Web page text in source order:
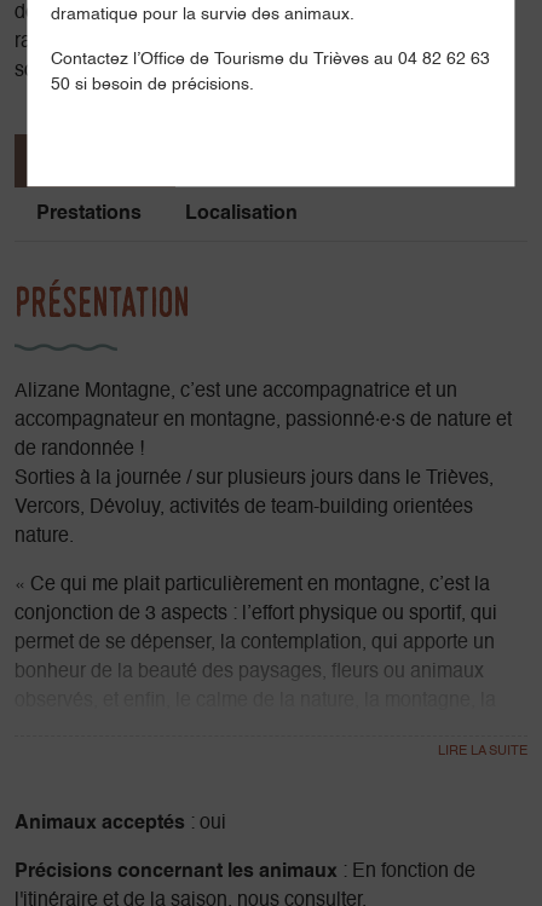
de faire connaitre nos montagnes en organisant des
randonnées, treks et itinérances à taille humaine, le plus
souvent accessibles en transport en commun.
Prestations Localisation
Présentation
Alizane Montagne, c’est une accompagnatrice et un
accompagnateur en montagne, passionné·e·s de nature et
de randonnée !
Sorties à la journée / sur plusieurs jours dans le Trièves,
Vercors, Dévoluy, activités de team-building orientées
nature.
« Ce qui me plait particulièrement en montagne, c’est la
conjonction de 3 aspects : l’effort physique ou sportif, qui
permet de se dépenser, la contemplation, qui apporte un
bonheur de la beauté des paysages, fleurs ou animaux
être intérieur. En tant qu’accompagnateur, mon objectif est
en fonction des attentes, des milieux, de la forêt à la
prédilection ; j’apprécie également l’observation rapprochée
Animaux acceptés : oui
Précisions concernant les animaux : En fonction de
l'itinéraire et de la saison, nous consulter.
dramatique pour la survie des animaux.
Contactez l’Office de Tourisme du Trièves au 04 82 62 63
50 si besoin de précisions.